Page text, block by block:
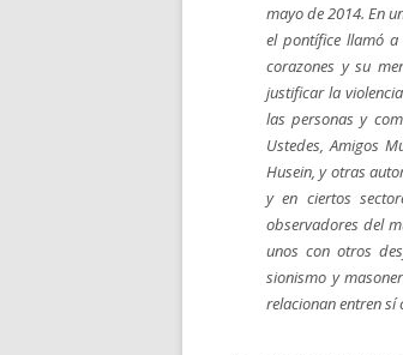
mayo de 2014. En
el pontífice llamó
corazones y su
justificar la
las personas y
Ustedes, Amigos
Husein, y otras
y en ciertos
observadores del
unos con otros
sionismo y
relacionan entren sí